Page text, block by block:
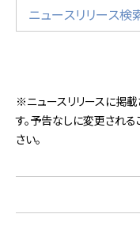
※ニュースリリースに掲
す。予告なしに変更され
さい。